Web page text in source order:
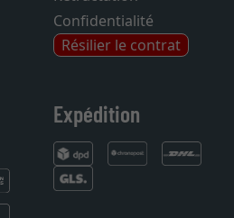
Rétractation
Confidentialité
Résilier le contrat
Expédition